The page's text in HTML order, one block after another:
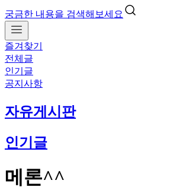
궁금한 내용을 검색해보세요
즐겨찾기
전체글
인기글
공지사항
자유게시판
인기글
메론^^